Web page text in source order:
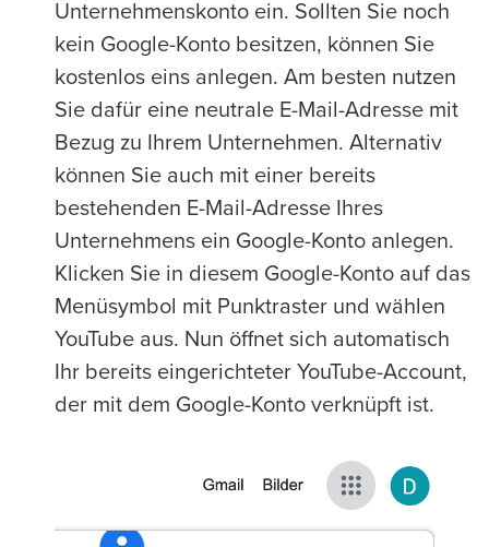
Unternehmenskonto ein. Sollten Sie noch
kein Google-Konto besitzen, können Sie
kostenlos eins anlegen. Am besten nutzen
Sie dafür eine neutrale E-Mail-Adresse mit
Bezug zu Ihrem Unternehmen. Alternativ
können Sie auch mit einer bereits
bestehenden E-Mail-Adresse Ihres
Unternehmens ein Google-Konto anlegen.
Klicken Sie in diesem Google-Konto auf das
Menüsymbol mit Punktraster und wählen
YouTube aus. Nun öffnet sich automatisch
Ihr bereits eingerichteter YouTube-Account,
der mit dem Google-Konto verknüpft ist.